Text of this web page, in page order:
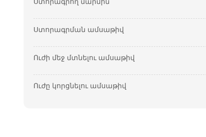
Ստորագրող մարմին
Ստորագրման ամսաթիվ
Ուժի մեջ մտնելու ամսաթիվ
Ուժը կորցնելու ամսաթիվ